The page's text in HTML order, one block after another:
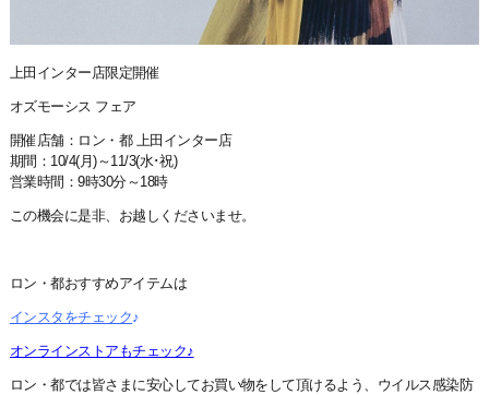
上田インター店限定開催
オズモーシス フェア
開催店舗：ロン・都 上田インター店
期間：10/4(月)～11/3(水･祝)
営業時間：9時30分～18時
この機会に是非、お越しくださいませ。
ロン・都おすすめアイテムは
インスタをチェック♪
オンラインストアもチェック♪
ロン・都では皆さまに安心してお買い物をして頂けるよう、ウイルス感染防